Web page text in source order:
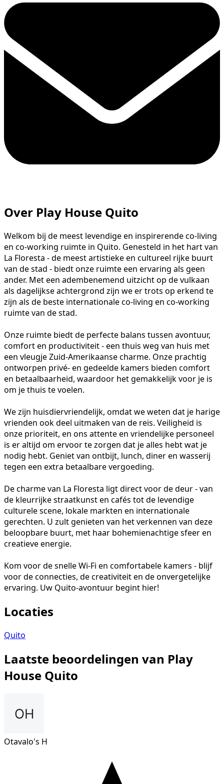
Over Play House Quito
Welkom bij de meest levendige en inspirerende co-living
en co-working ruimte in Quito. Genesteld in het hart van
La Floresta - de meest artistieke en cultureel rijke buurt
van de stad - biedt onze ruimte een ervaring als geen
ander. Met een adembenemend uitzicht op de vulkaan
als dagelijkse achtergrond zijn we er trots op erkend te
zijn als de beste internationale co-living en co-working
ruimte van de stad.
Onze ruimte biedt de perfecte balans tussen avontuur,
comfort en productiviteit - een thuis weg van huis met
een vleugje Zuid-Amerikaanse charme. Onze prachtig
ontworpen privé- en gedeelde kamers bieden comfort
en betaalbaarheid, waardoor het gemakkelijk voor je is
om je thuis te voelen.
We zijn huisdiervriendelijk, omdat we weten dat je harige
vrienden ook deel uitmaken van de reis. Veiligheid is
onze prioriteit, en ons attente en vriendelijke personeel
is er altijd om ervoor te zorgen dat je alles hebt wat je
nodig hebt. Geniet van ontbijt, lunch, diner en wasserij
tegen een extra betaalbare vergoeding.
De charme van La Floresta ligt direct voor de deur - van
de kleurrijke straatkunst en cafés tot de levendige
culturele scene, lokale markten en internationale
gerechten. U zult genieten van het verkennen van deze
beloopbare buurt, met haar bohemienachtige sfeer en
creatieve energie.
Kom voor de snelle Wi-Fi en comfortabele kamers - blijf
voor de connecties, de creativiteit en de onvergetelijke
ervaring. Uw Quito-avontuur begint hier!
Locaties
Quito
Laatste beoordelingen van Play
House Quito
Otavalo's H